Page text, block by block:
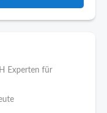
Experten für